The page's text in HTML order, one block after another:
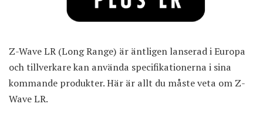
Z-Wave LR (Long Range) är äntligen lanserad i Europa
och tillverkare kan använda specifikationerna i sina
kommande produkter. Här är allt du måste veta om Z-
Wave LR.